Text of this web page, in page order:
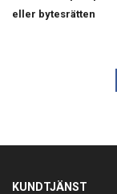
eller bytesrätten
KUNDTJÄNST